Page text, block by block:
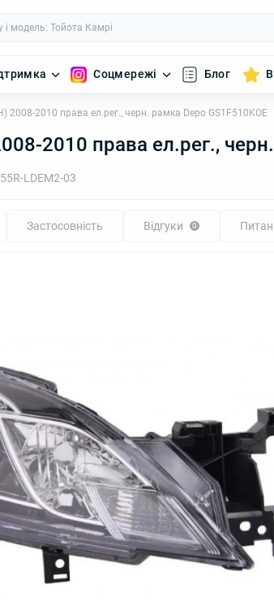
Соцмережі Блог
2008-2010 права ел.рег., черн. рамка Depo GS1F510KOE
2010 права ел.рег.,
LDEM2-03
Застосовність Відгуки 0